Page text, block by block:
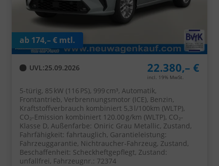
UVL :25.09.2026 22.380,– €
incl. 19% MwSt.
ab 174,– € mtl.
5-türig, 85 kW (116 PS), 999 cm³, Automatik,
Frontantrieb, Verbrennungsmotor (ICE), Benzin,
Kraftstoffverbrauch kombiniert 5,3 l/100km (WLTP),
CO₂-Emission kombiniert 120.00 g/km (WLTP), CO₂-
Klasse D, Außenfarbe: Oniric Grau Metallic, Zustand,
Fahrfähigkeit: fahrtauglich, Garantieleistung:
Fahrzeuggarantie, Nichtraucher-Fahrzeug, Zustand,
Beschaffenheit: Scheckheftgepflegt, Zustand:
unfallfrei, Fahrzeugnr.: 72374